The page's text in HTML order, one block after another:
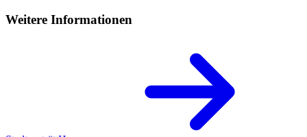
Weitere Informationen